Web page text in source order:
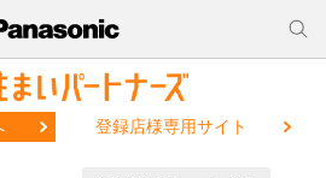
登録店様専用サイト